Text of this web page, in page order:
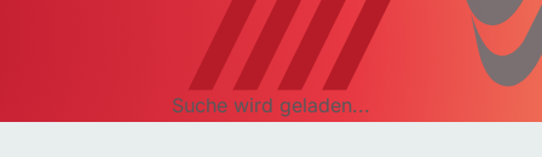
Suche wird geladen...